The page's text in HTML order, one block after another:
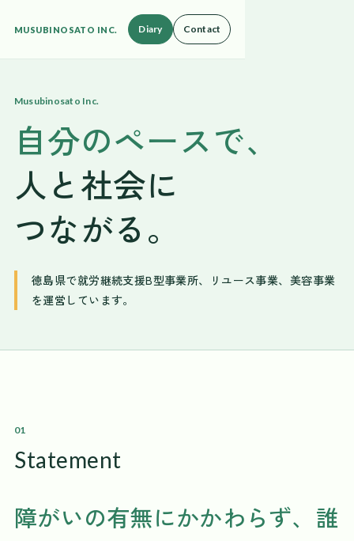
MUSUBINOSATO INC. Diary Contact
Musubinosato Inc.
自分のペースで、
人と社会に
つながる。
徳島県で就労継続支援B型事業所、リユース事業、美容事業
を運営しています。
01
Statement
障がいの有無にかかわらず、誰